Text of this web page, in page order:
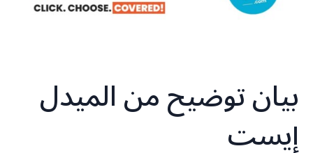
بيان توضيح من الميدل
إيست